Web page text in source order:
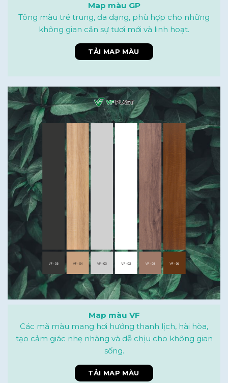
Map màu GP
Tông màu trẻ trung, đa dạng, phù hợp cho những
không gian cần sự tươi mới và linh hoạt.
TẢI MAP MÀU
Map màu VF
Các mã màu mang hơi hướng thanh lịch, hài hòa,
tạo cảm giác nhẹ nhàng và dễ chịu cho không gian
sống.
TẢI MAP MÀU